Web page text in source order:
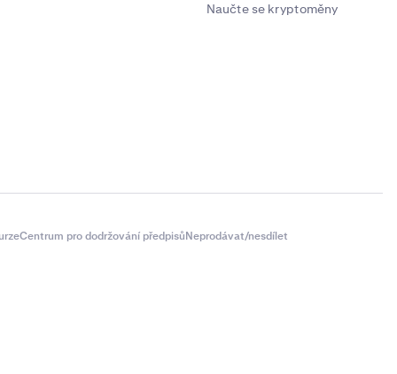
Naučte se kryptoměny
Centrum pro dodržování předpisůNeprodávat/nesdílet